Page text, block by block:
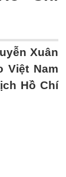
Xuân
Việt Nam
Hồ Chí